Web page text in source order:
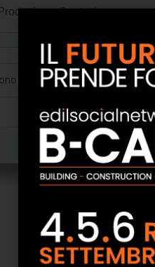
Prodotti Contatti
followers per Pagine Aziendali.